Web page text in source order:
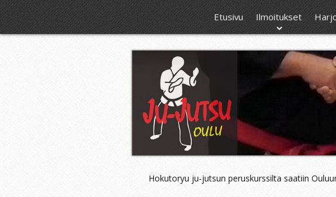
Etusivu Ilmoitukset
Hokutoryu ju-jutsun peruskurssilta saatiin